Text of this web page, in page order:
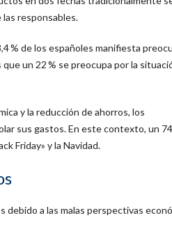
las responsables.
% de los españoles manifiesta
un 22 % se preocupa por la
y la reducción de ahorros, los
sus gastos. En este contexto, un
Friday» y la Navidad.
a las malas perspectivas